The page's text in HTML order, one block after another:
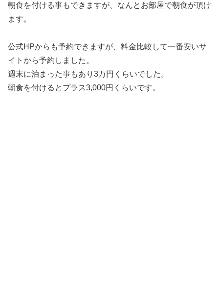
朝食を付ける事もできますが、なんとお部屋で朝食が頂け
ます。
公式HPからも予約できますが、料金比較して一番安いサ
イトから予約しました。
週末に泊まった事もあり3万円くらいでした。
朝食を付けるとプラス3,000円くらいです。